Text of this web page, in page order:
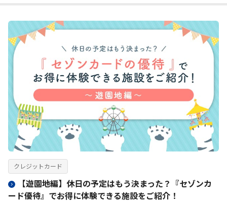
【遊園地編】休日の予定はもう決まった？『セゾンカ
ード優待』でお得に体験できる施設をご紹介！
クレジットカード